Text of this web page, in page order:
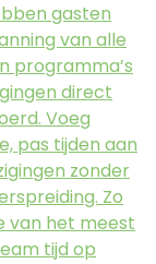
gasten
van alle
programma’s
direct
Voeg
pas tijden aan
zonder
Zo
van het meest
tijd op